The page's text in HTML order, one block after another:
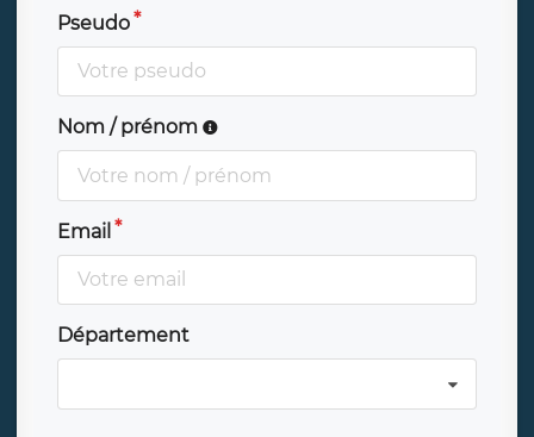
Pseudo
Nom / prénom
Email
Département